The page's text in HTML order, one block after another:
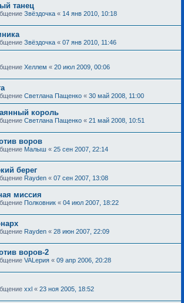
танец
Звёздочка « 14 янв 2010, 10:18
Звёздочка « 07 янв 2010, 11:46
Хеллем « 20 июл 2009, 00:06
Светлана Пащенко « 30 май 2008, 11:00
король
Светлана Пащенко « 21 май 2008, 10:51
воров
Малыш « 25 сен 2007, 22:14
берег
Rayden « 07 сен 2007, 13:08
миссия
Полковник « 04 июл 2007, 18:22
Rayden « 28 июн 2007, 22:09
воров-2
VALерия « 09 апр 2006, 20:28
xxl « 23 ноя 2005, 18:52